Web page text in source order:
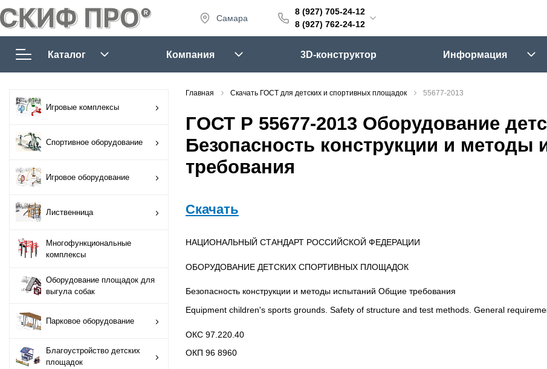
Самара
8 (927) 705-24-12
8 (927) 762-24-12
8 (927) 705-24-12
8 (927) 762-24-12
Запрос прайс-листа
Каталог
оборудование
Игровое
оборудование
Лиственница
Многофункциональные
комплексы
Оборудование
площадок для
выгула собак
оборудование
Компания 3D-конструктор Информация
Игровые комплексы
Спортивное оборудование
Игровое оборудование
Лиственница
Многофункциональные
комплексы
Оборудование площадок для
выгула собак
Парковое оборудование
Благоустройство детских
площадок
Главная Скачать ГОСТ для детских и спортивных площадок 55677-2013
ГОСТ Р 55677-2013 Оборудование
Безопасность конструкции и
требования
Скачать
НАЦИОНАЛЬНЫЙ СТАНДАРТ РОССИЙСКОЙ ФЕДЕРАЦИИ
ОБОРУДОВАНИЕ ДЕТСКИХ СПОРТИВНЫХ ПЛОЩАДОК
Безопасность конструкции и методы испытаний Общие требования
Equipment children's sports grounds. Safety of structure and test methods. General
ОКС 97.220.40
ОКП 96 8960